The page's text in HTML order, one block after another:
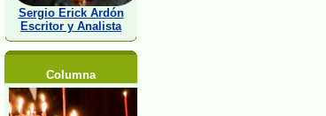
Sergio Erick Ardón
Escritor y Analista
Columna